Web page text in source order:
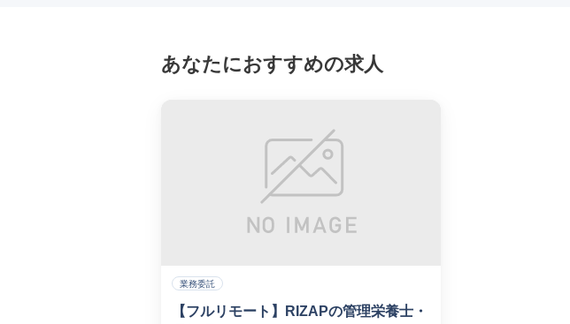
あなたにおすすめの求人
業務委託
【フルリモート】RIZAPの管理栄養士・